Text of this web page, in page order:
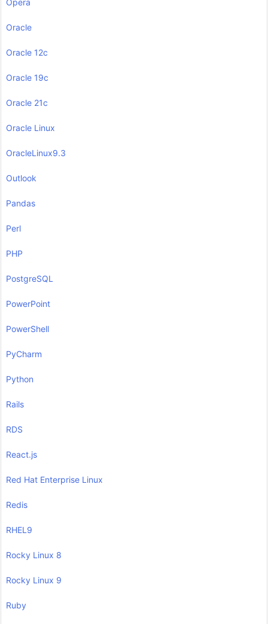
Oracle
Oracle 12c
Oracle 19c
Oracle 21c
Oracle Linux
OracleLinux9.3
Outlook
Pandas
Perl
PHP
PostgreSQL
PowerPoint
PowerShell
PyCharm
Python
Rails
RDS
React.js
Red Hat Enterprise Linux
Redis
RHEL9
Rocky Linux 8
Rocky Linux 9
Ruby